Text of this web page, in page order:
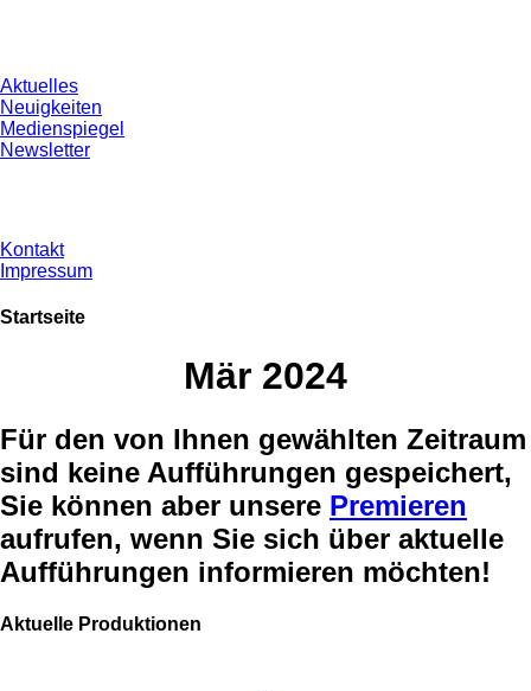
Aktuelles
Neuigkeiten
Medienspiegel
Newsletter
Kontakt
Impressum
Startseite
Mär 2024
Für den von Ihnen gewählten Zeitraum
sind keine Aufführungen gespeichert,
Sie können aber unsere Premieren
aufrufen, wenn Sie sich über aktuelle
Aufführungen informieren möchten!
Aktuelle Produktionen